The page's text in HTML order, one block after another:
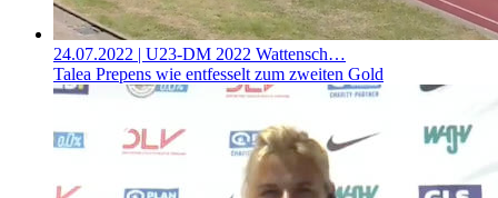
24.07.2022 | U23-DM 2022 Wattensch…
Talea Prepens wie entfesselt zum zweiten Gold